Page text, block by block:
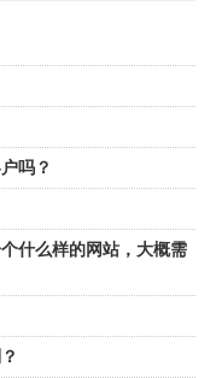
吗？
什么样的网站，大概需